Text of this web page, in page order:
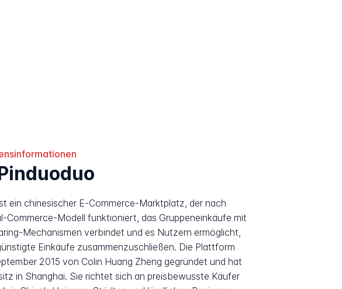
ein chinesischer E-Commerce-Marktplatz, der nach
Commerce-Modell funktioniert, das Gruppeneinkäufe mit
Mechanismen verbindet und es Nutzern ermöglicht,
Einkäufe zusammenzuschließen. Die Plattform
2015 von Colin Huang Zheng gegründet und hat
in Shanghai. Sie richtet sich an preisbewusste Käufer